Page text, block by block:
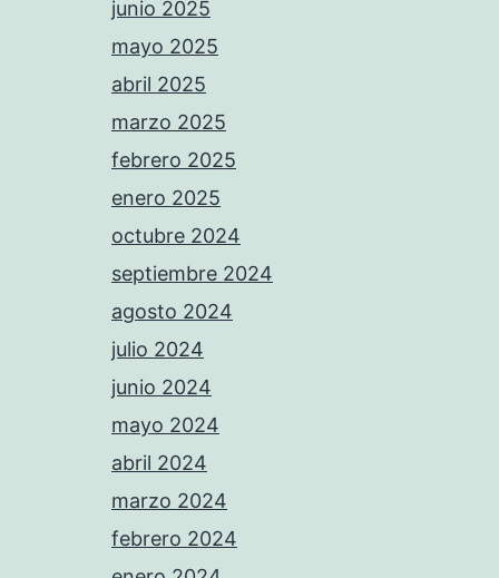
junio 2025
mayo 2025
abril 2025
marzo 2025
febrero 2025
enero 2025
octubre 2024
septiembre 2024
agosto 2024
julio 2024
junio 2024
mayo 2024
abril 2024
marzo 2024
febrero 2024